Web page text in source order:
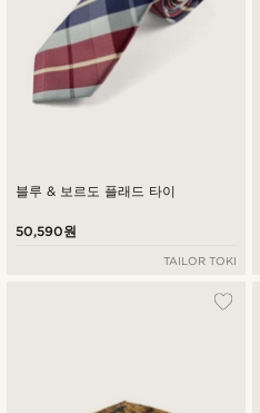
블루 & 보르도 플래드 타이
50,590원
TAILOR TOKI